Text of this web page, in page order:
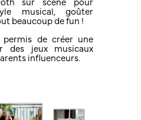
sur scène pour
musical, goûter
beaucoup de fun !
permis de créer une
des jeux musicaux
influenceurs.